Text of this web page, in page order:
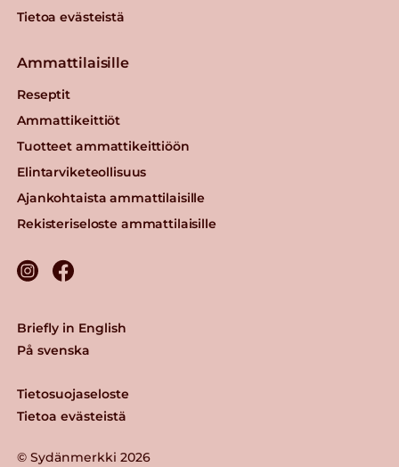
Tietoa evästeistä
Ammattilaisille
Reseptit
Ammattikeittiöt
Tuotteet ammattikeittiöön
Elintarviketeollisuus
Ajankohtaista ammattilaisille
Rekisteriseloste ammattilaisille
© Sydänmerkki 2026
Tietosuojaseloste
Tietoa evästeistä
Briefly in English
På svenska